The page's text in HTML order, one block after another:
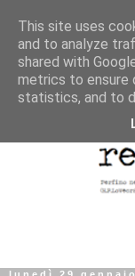
This site uses
and to analyze
shared with
metrics to ensure
statistics, and to